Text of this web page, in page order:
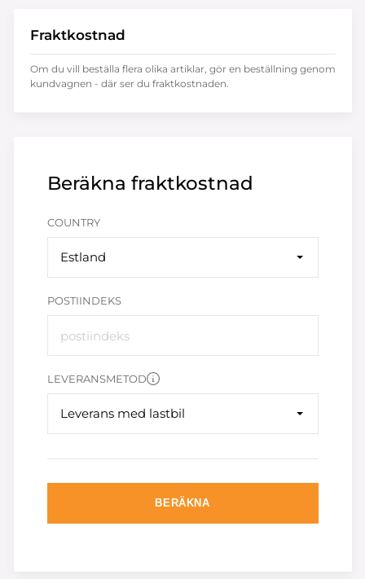
Beräkna fraktkostnad
COUNTRY
Estland
POSTIINDEKS
LEVERANSMETOD
Leverans med lastbil
BERÄKNA
Fraktkostnad
Om du vill beställa flera olika artiklar, gör en beställning genom
kundvagnen - där ser du fraktkostnaden.